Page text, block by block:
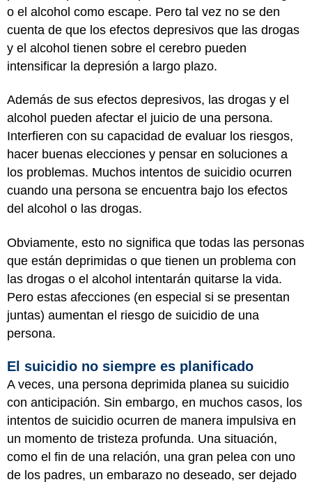
o el alcohol como escape. Pero tal vez no se den
cuenta de que los efectos depresivos que las drogas
y el alcohol tienen sobre el cerebro pueden
intensificar la depresión a largo plazo.
Además de sus efectos depresivos, las drogas y el
alcohol pueden afectar el juicio de una persona.
Interfieren con su capacidad de evaluar los riesgos,
hacer buenas elecciones y pensar en soluciones a
los problemas. Muchos intentos de suicidio ocurren
cuando una persona se encuentra bajo los efectos
del alcohol o las drogas.
Obviamente, esto no significa que todas las personas
que están deprimidas o que tienen un problema con
las drogas o el alcohol intentarán quitarse la vida.
Pero estas afecciones (en especial si se presentan
juntas) aumentan el riesgo de suicidio de una
persona.
El suicidio no siempre es planificado
A veces, una persona deprimida planea su suicidio
con anticipación. Sin embargo, en muchos casos, los
intentos de suicidio ocurren de manera impulsiva en
un momento de tristeza profunda. Una situación,
como el fin de una relación, una gran pelea con uno
de los padres, un embarazo no deseado, ser dejado